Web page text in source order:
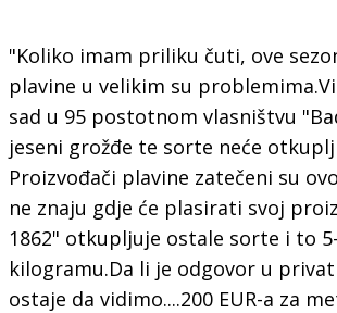
"Koliko imam priliku čuti, ove
plavine u velikim su
sad u 95 postotnom vlasništvu
jeseni grožđe te sorte neće
Proizvođači plavine zatečeni su
ne znaju gdje će plasirati svoj
1862" otkupljuje ostale sorte i to
kilogramu.Da li je odgovor u
ostaje da vidimo....200 EUR-a za